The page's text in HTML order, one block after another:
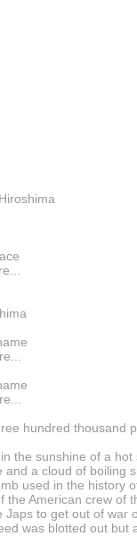
hundred thousand
the sunshine of a hot
and a cloud of boiling
used in the history
the American crew of
Japs to get out of war
was blotted out but